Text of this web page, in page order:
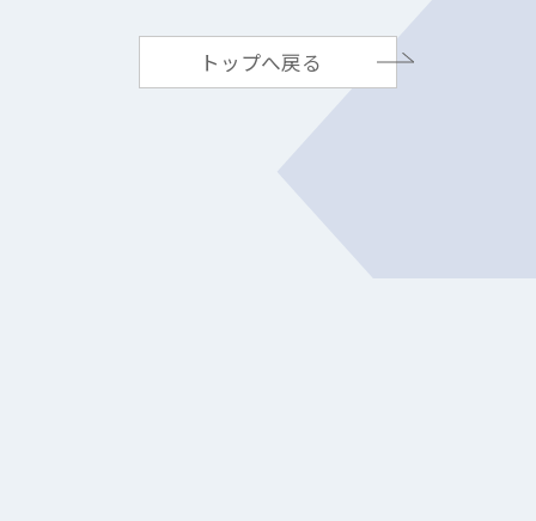
トップへ戻る